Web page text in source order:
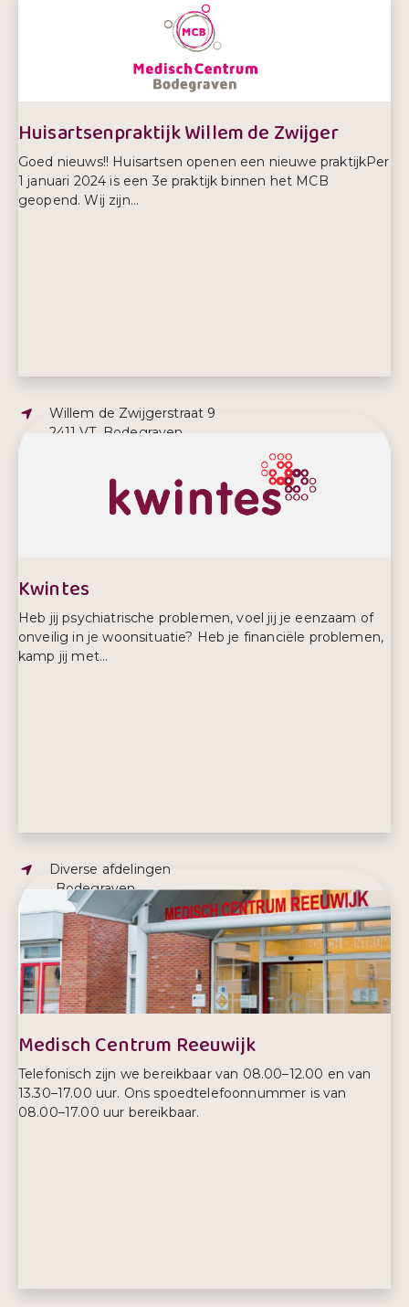
daniels@mcbodegraven.nl
Huisartsenpraktijk Willem de Zwijger
Goed nieuws!! Huisartsen openen een nieuwe praktijkPer
1 januari 2024 is een 3e praktijk binnen het MCB
geopend. Wij zijn...
Adres:
Willem de Zwijgerstraat 9
2411 VT, Bodegraven
Telefoonnummer:
0172787565
Kwintes
Heb jij psychiatrische problemen, voel jij je eenzaam of
onveilig in je woonsituatie? Heb je financiële problemen,
kamp jij met...
Adres:
Diverse afdelingen
, Bodegraven
E-mailadres:
info@kwintes.nl
Telefoonnummer:
0800 594 68 37
Medisch Centrum Reeuwijk
Telefonisch zijn we bereikbaar van 08.00–12.00 en van
13.30–17.00 uur. Ons spoedtelefoonnummer is van
08.00–17.00 uur bereikbaar.